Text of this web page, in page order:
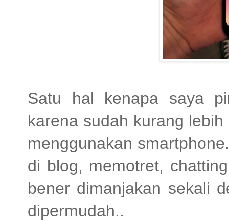
Satu hal kenapa saya
karena sudah kurang
menggunakan
di blog, memotret,
bener dimanjakan sekali
dipermudah..